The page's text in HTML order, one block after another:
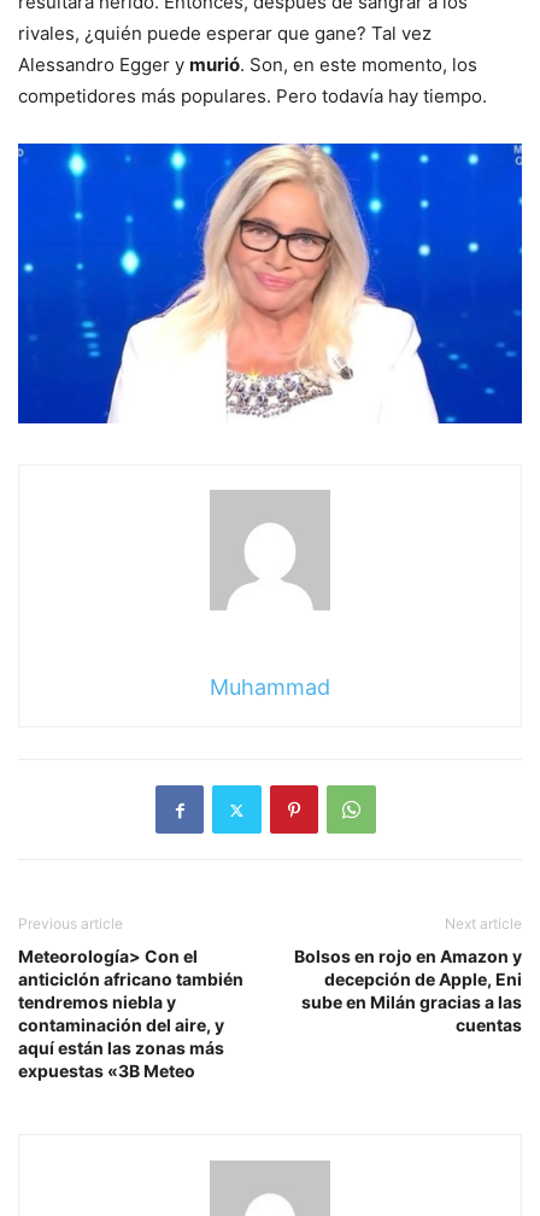
rivales, ¿quién puede esperar que gane? Tal vez
Alessandro Egger y murió. Son, en este momento, los
competidores más populares. Pero todavía hay tiempo.
Muhammad
Previous article
Meteorología> Con el
anticiclón africano también
tendremos niebla y
contaminación del aire, y
aquí están las zonas más
expuestas «3B Meteo
Next article
Bolsos en rojo en Amazon y
decepción de Apple, Eni
sube en Milán gracias a las
cuentas